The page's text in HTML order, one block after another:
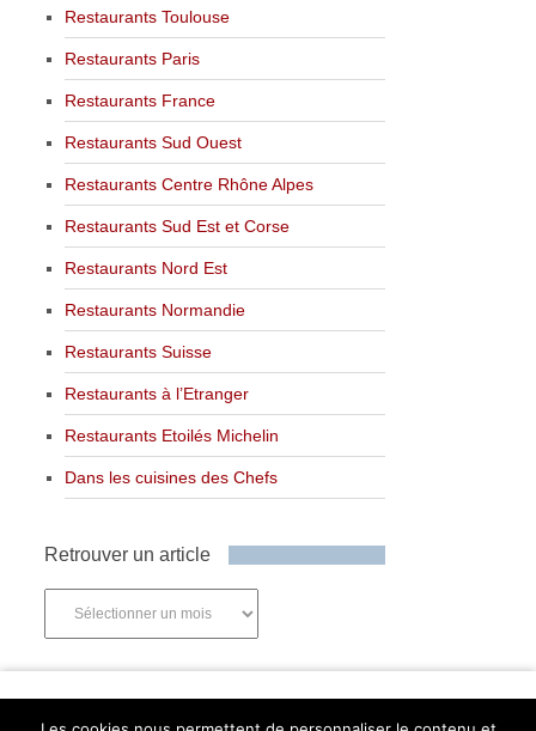
Restaurants Toulouse
Restaurants Paris
Restaurants France
Restaurants Sud Ouest
Restaurants Centre Rhône Alpes
Restaurants Sud Est et Corse
Restaurants Nord Est
Restaurants Normandie
Restaurants Suisse
Restaurants à l’Etranger
Restaurants Etoilés Michelin
Dans les cuisines des Chefs
Retrouver un article